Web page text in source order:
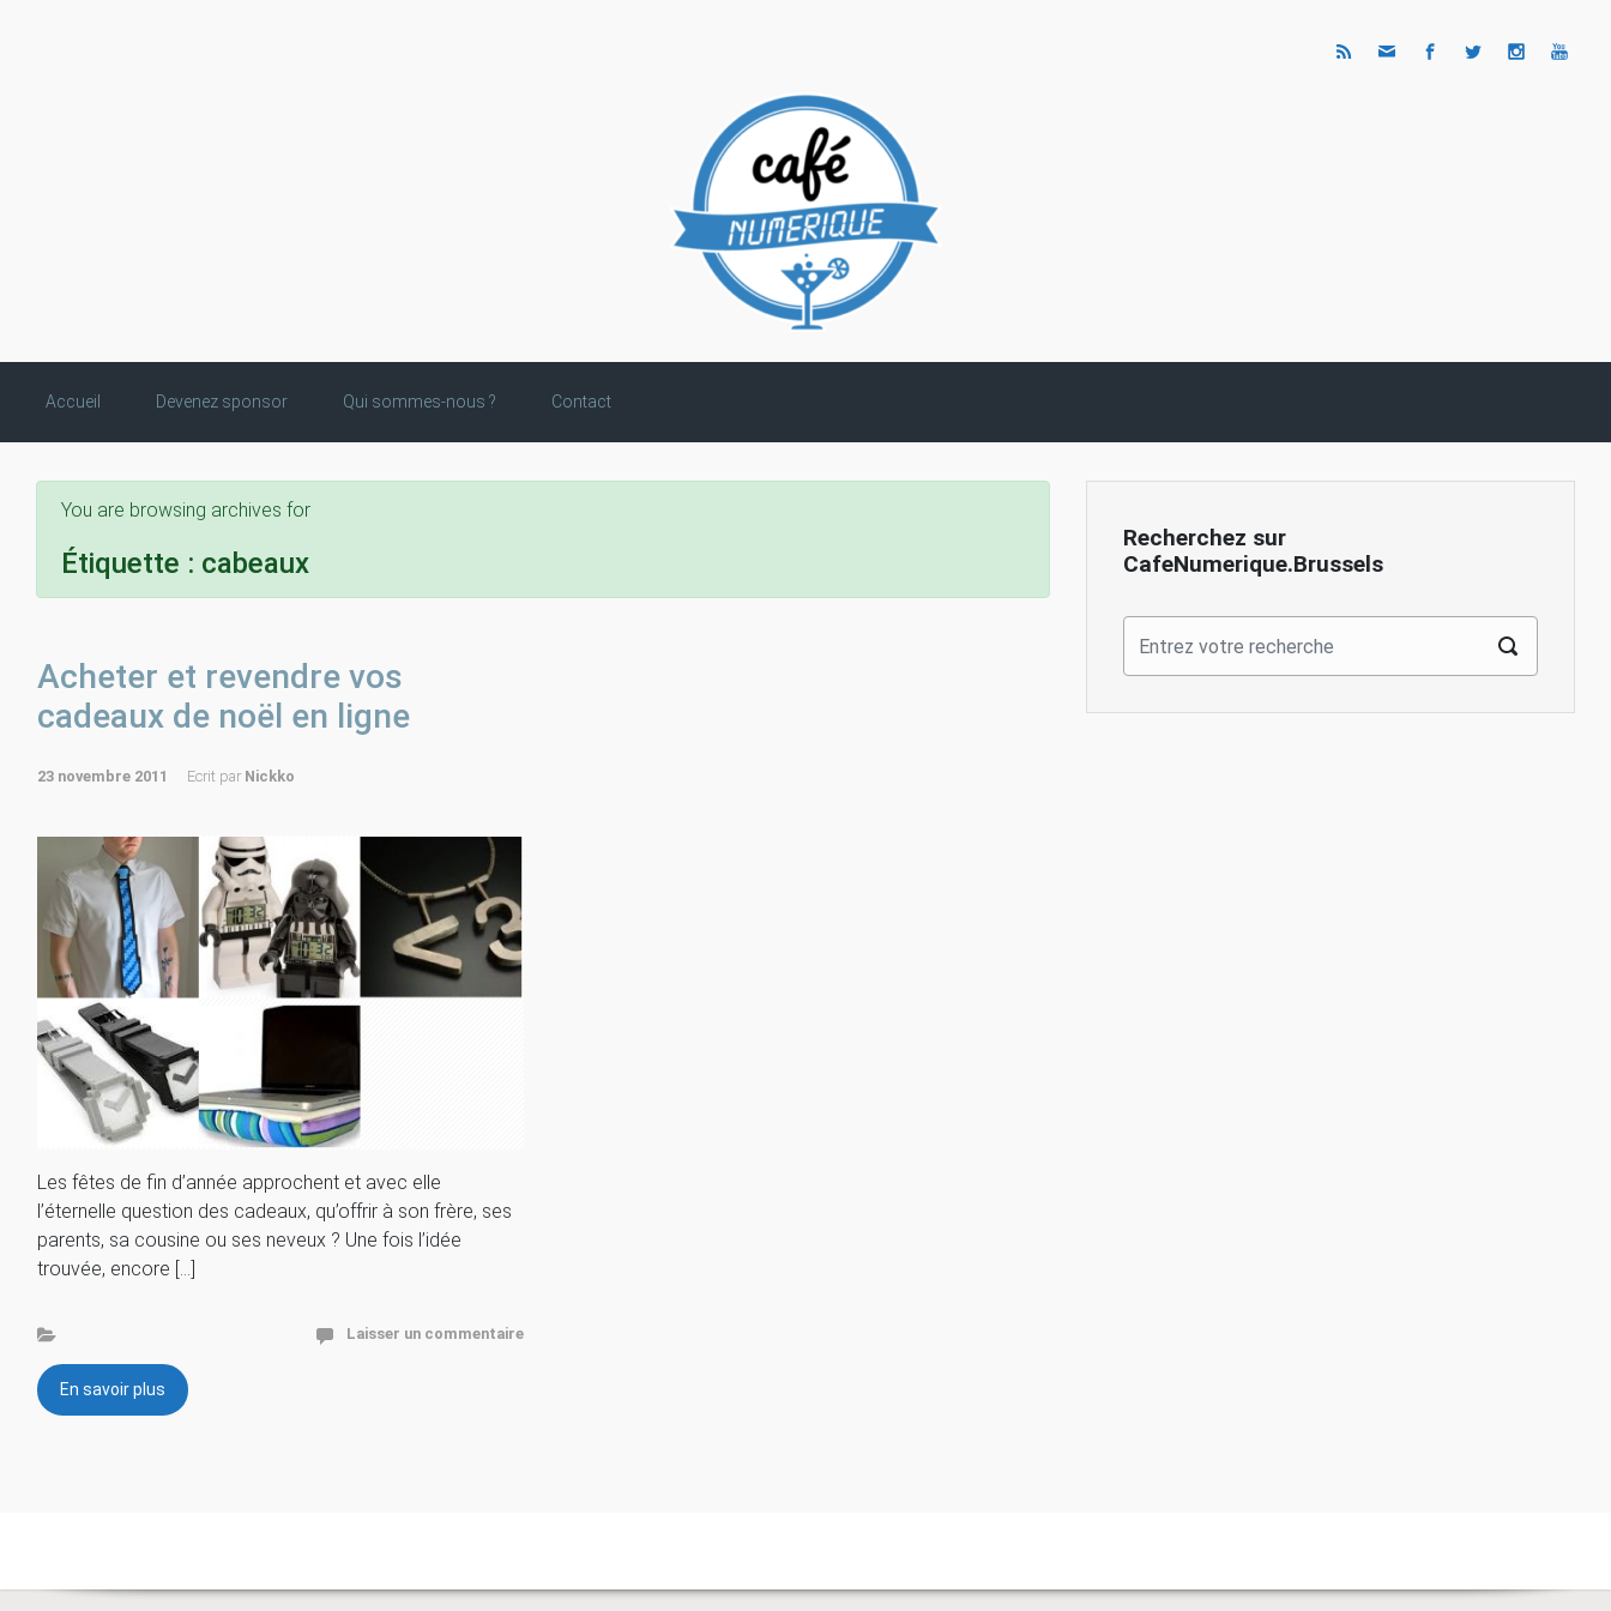
Accueil Devenez sponsor Qui sommes-nous ? Contact
You are browsing archives for
Étiquette : cabeaux
Acheter et revendre vos
cadeaux de noël en ligne
23 novembre 2011 Ecrit par Nickko
Les fêtes de fin d’année approchent et avec elle
l’éternelle question des cadeaux, qu’offrir à son frère, ses
parents, sa cousine ou ses neveux ? Une fois l’idée
trouvée, encore […]
Laisser un commentaire
En savoir plus
Recherchez sur
CafeNumerique.Brussels